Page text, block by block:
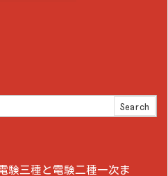
験三種と電験二種一次ま